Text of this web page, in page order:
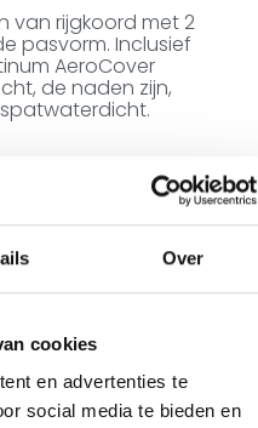
Over
cookies
en advertenties te
social media te bieden en
van rijgkoord met 2
pasvorm. Inclusief
AeroCover
de naden zijn,
prijs: